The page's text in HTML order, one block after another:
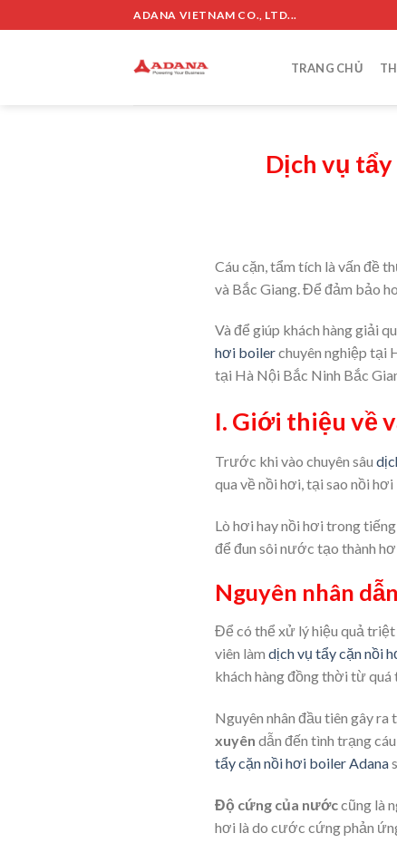
to
ADANA VIETNAM CO., LTD...
TRANG CHỦ
Dịch vụ
Cáu cặn, tẩm tích là vấn đề
và Bắc Giang. Để đảm bảo
Và để giúp khách hàng giải
hơi boilerchuyên nghiệp tại
tại Hà Nội Bắc Ninh Bắc
I. Giới thiệu về
Trước khi vào chuyên sâu
qua về nồi hơi, tại sao nồi
Lò hơi hay nồi hơi trong
để đun sôi nước tạo thành
Nguyên nhân
Để có thể xử lý hiệu quả triệt
viên làm dịch vụ tẩy cặn nồi
khách hàng đồng thời từ
Nguyên nhân đầu tiên gây
xuyên dẫn đến tình trạng
tẩy cặn nồi hơi boilerAdana
Độ cứng của nướccũng là
hơi là do cước cứng phản